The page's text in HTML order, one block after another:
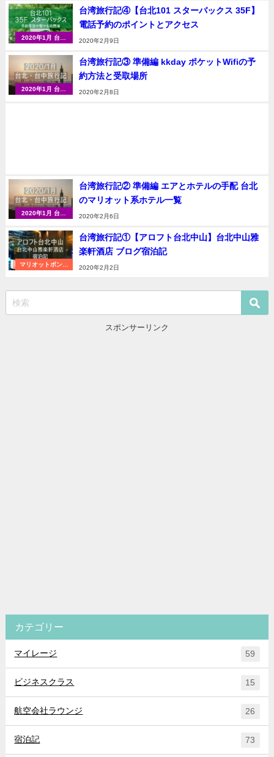
2020年1月 台湾
台湾旅行記④【台北101 スターバックス 35F】
電話予約のポイントとアクセス
2020年2月9日
2020年1月 台湾
台湾旅行記③ 準備編 kkday ポケットWifiの予
約方法と受取場所
2020年2月8日
2020年1月 台湾
台湾旅行記② 準備編 エアとホテルの手配 台北
のマリオット系ホテル一覧
2020年2月6日
マリオットボンヴ
台湾旅行記①【アロフト台北中山】台北中山雅
楽軒酒店 ブログ宿泊記
2020年2月2日
スポンサーリンク
カテゴリー
マイレージ 59
ビジネスクラス 15
航空会社ラウンジ 26
宿泊記 73